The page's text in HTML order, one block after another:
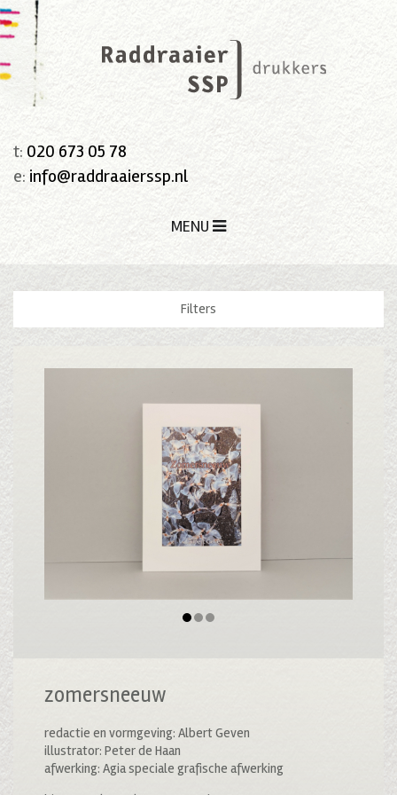
t: 020 673 05 78
e: info@raddraaierssp.nl
MENU
Filters
zomersneeuw
redactie en vormgeving: Albert Geven
illustrator: Peter de Haan
afwerking: Agia speciale grafische afwerking